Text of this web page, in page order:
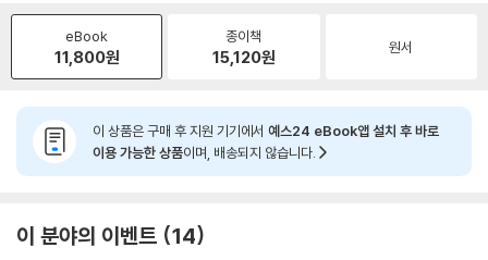
eBook
11,800원
종이책
15,120원 원서
이 상품은 구매 후 지원 기기에서 예스24 eBook앱 설치 후 바로
이용 가능한 상품이며, 배송되지 않습니다.
이 분야의 이벤트 14